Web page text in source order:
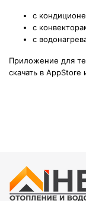
с
с
с
Приложение для
скачать в AppStore